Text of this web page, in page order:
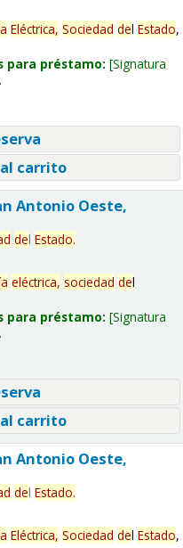
Eléctrica, Sociedad del Estado,
para préstamo: Signatura
carrito
Antonio Oeste,
del Estado.
eléctrica, sociedad del
para préstamo: Signatura
carrito
Antonio Oeste,
del Estado.
Eléctrica, Sociedad del Estado,